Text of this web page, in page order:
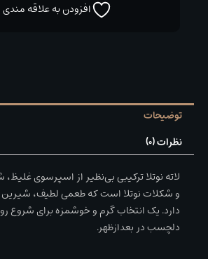
افزودن به علاقه مندی
توضیحات
نظرات (0)
لاته نوتلا ترکیبی بی‌نظیر از اسپرسوی
و شکلات نوتلا است که طعمی لطیف، شیرین
دارد. یک انتخاب گرم و خوشمزه برای شروع
دلچسب در بعدازظهر.